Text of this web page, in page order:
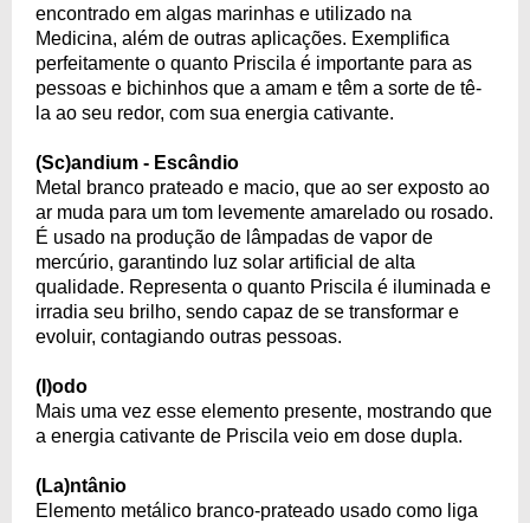
encontrado em algas marinhas e utilizado na
Medicina, além de outras aplicações. Exemplifica
perfeitamente o quanto Priscila é importante para as
pessoas e bichinhos que a amam e têm a sorte de tê-
la ao seu redor, com sua energia cativante.
(Sc)andium - Escândio
Metal branco prateado e macio, que ao ser exposto ao
ar muda para um tom levemente amarelado ou rosado.
É usado na produção de lâmpadas de vapor de
mercúrio, garantindo luz solar artificial de alta
qualidade. Representa o quanto Priscila é iluminada e
irradia seu brilho, sendo capaz de se transformar e
evoluir, contagiando outras pessoas.
(I)odo
Mais uma vez esse elemento presente, mostrando que
a energia cativante de Priscila veio em dose dupla.
(La)ntânio
Elemento metálico branco-prateado usado como liga